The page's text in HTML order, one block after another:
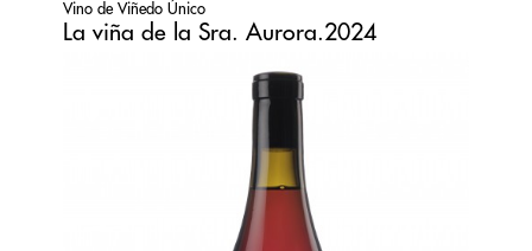
Vino de Viñedo Único
La viña de la Sra. Aurora.2024